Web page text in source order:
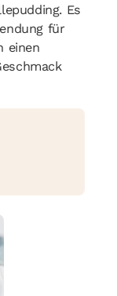
Es
für
einen